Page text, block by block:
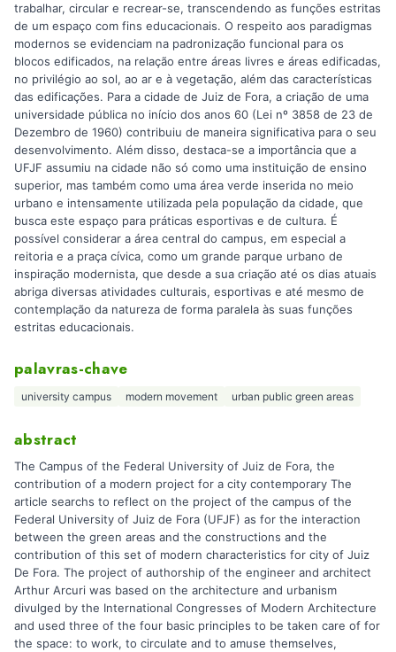
trabalhar, circular e recrear-se, transcendendo as funções estritas
de um espaço com fins educacionais. O respeito aos paradigmas
modernos se evidenciam na padronização funcional para os
blocos edificados, na relação entre áreas livres e áreas edificadas,
no privilégio ao sol, ao ar e à vegetação, além das características
das edificações. Para a cidade de Juiz de Fora, a criação de uma
universidade pública no início dos anos 60 (Lei nº 3858 de 23 de
Dezembro de 1960) contribuiu de maneira significativa para o seu
desenvolvimento. Além disso, destaca-se a importância que a
UFJF assumiu na cidade não só como uma instituição de ensino
superior, mas também como uma área verde inserida no meio
urbano e intensamente utilizada pela população da cidade, que
busca este espaço para práticas esportivas e de cultura. É
possível considerar a área central do campus, em especial a
reitoria e a praça cívica, como um grande parque urbano de
inspiração modernista, que desde a sua criação até os dias atuais
abriga diversas atividades culturais, esportivas e até mesmo de
contemplação da natureza de forma paralela às suas funções
estritas educacionais.
palavras-chave
university campus modern movement urban public green areas
abstract
The Campus of the Federal University of Juiz de Fora, the
contribution of a modern project for a city contemporary The
article searchs to reflect on the project of the campus of the
Federal University of Juiz de Fora (UFJF) as for the interaction
between the green areas and the constructions and the
contribution of this set of modern characteristics for city of Juiz
De Fora. The project of authorship of the engineer and architect
Arthur Arcuri was based on the architecture and urbanism
divulged by the International Congresses of Modern Architecture
and used three of the four basic principles to be taken care of for
the space: to work, to circulate and to amuse themselves,